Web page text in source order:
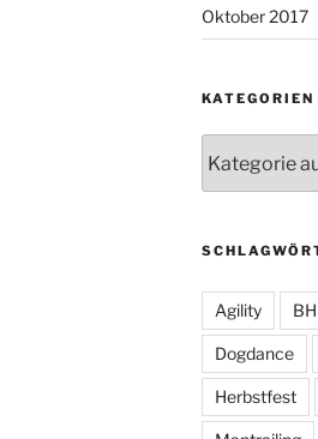
Oktober 2017
KATEGORIEN
Agility BH
Dogdance
Herbstfest